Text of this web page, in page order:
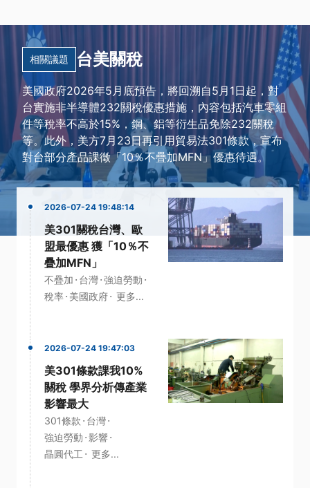
相關議題 台美關稅
美國政府2026年5月底預告，將回溯自5月1日起，對
台實施非半導體232關稅優惠措施，內容包括汽車零組
件等稅率不高於15%，鋼、鋁等衍生品免除232關稅
等。此外，美方7月23日再引用貿易法301條款，宣布
對台部分產品課徵「10％不疊加MFN」優惠待遇。
2026-07-24 19:48:14
美301關稅台灣、歐
盟最優惠 獲「10％不
疊加MFN」
不疊加 · 台灣·強迫勞動 ·
稅率· 美國政府· 更多...
2026-07-24 19:47:03
美301條款課我10%
關稅 學界分析傳產業
影響最大
301條款 · 台灣·
強迫勞動 ·影響·
晶圓代工 · 更多...